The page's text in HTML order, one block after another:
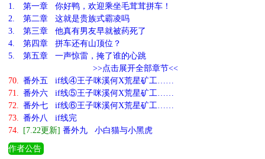
1.
第一章 你好鸭，欢迎乘坐毛茸茸拼车！
2.
第二章 这就是贵族式霸凌吗
3.
第三章 他真有男友早就被药死了
4.
第四章 拼车还有山顶位？
5.
第五章 一声惊雷，掩了谁的心跳
>>点击展开全部章节<<
70. 番外五 if线④王子咪溪何X荒星矿工……
71. 番外六 if线⑤王子咪溪何X荒星矿工……
72. 番外七 if线⑥王子咪溪何X荒星矿工……
73. 番外八 if线完
74.
[7.22更新] 番外九 小白猫与小黑虎
作者公告